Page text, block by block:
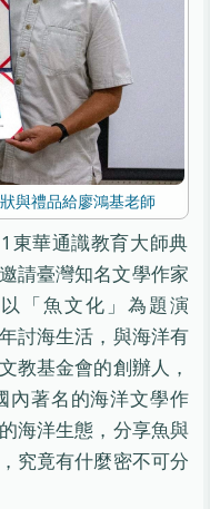
與禮品給廖鴻基老師
東華通識教育大師典
請臺灣知名文學作家
「魚文化」為題演
討海生活，與海洋有
教基金會的創辦人，
內著名的海洋文學作
海洋生態，分享魚與
究竟有什麼密不可分